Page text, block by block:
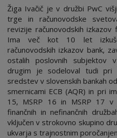
Žiga Ivačič je v družbi PwC
trge in računovodske
revizije računovodskih izkazov
Ima več kot 10 let
računovodskih izkazov bank,
ostalih poslovnih subjektov
drugim je sodeloval tudi pri
sredstev v slovenskih bankah
smernicami ECB (AQR) in pri
15, MSRP 16 in MSRP 17 v
finančnih in nefinančnih
vključen v strokovno skupino
ukvarja s trajnostnim